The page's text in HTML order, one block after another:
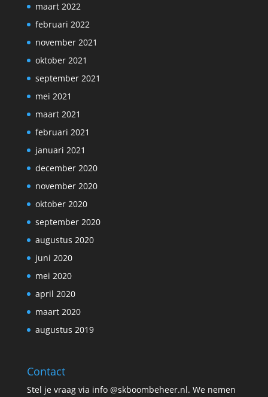
maart 2022
februari 2022
november 2021
oktober 2021
september 2021
mei 2021
maart 2021
februari 2021
januari 2021
december 2020
november 2020
oktober 2020
september 2020
augustus 2020
juni 2020
mei 2020
april 2020
maart 2020
augustus 2019
Contact
Stel je vraag via info @skboombeheer.nl. We nemen